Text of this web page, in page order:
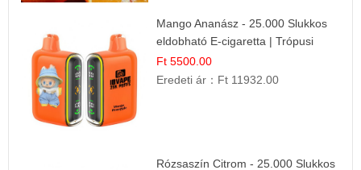
Mango Ananász - 25.000 Slukkos
eldobható E-cigaretta | Trópusi
Ízélmény
Ft 5500.00
Eredeti ár： Ft 11932.00
Rózsaszín Citrom - 25.000 Slukkos